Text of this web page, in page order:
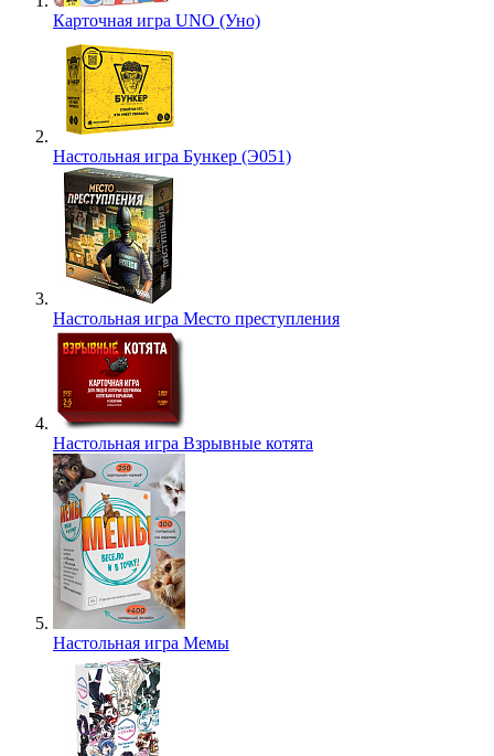
Карточная игра UNO (Уно)
Настольная игра Бункер (Э051)
Настольная игра Место преступления
Настольная игра Взрывные котята
Настольная игра Мемы